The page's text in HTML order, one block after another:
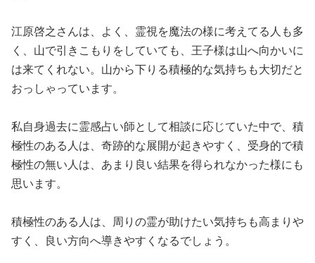
江原啓之さんは、よく、霊視を魔法の様に考えてる人も多
く、山で引きこもりをしていても、王子様は山へ向かいに
は来てくれない。山から下りる積極的な気持ちも大切だと
おっしゃっています。
私自身過去に霊感占い師として相談に応じていた中で、積
極性のある人は、奇跡的な展開が起きやすく、受身的で積
極性の無い人は、あまり良い結果を得られなかった様にも
思います。
積極性のある人は、周りの霊が助けたい気持ちも高まりや
すく、良い方向へ導きやすくなるでしょう。